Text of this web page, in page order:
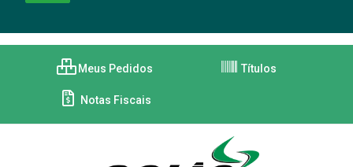
Meus Pedidos Títulos
Notas Fiscais